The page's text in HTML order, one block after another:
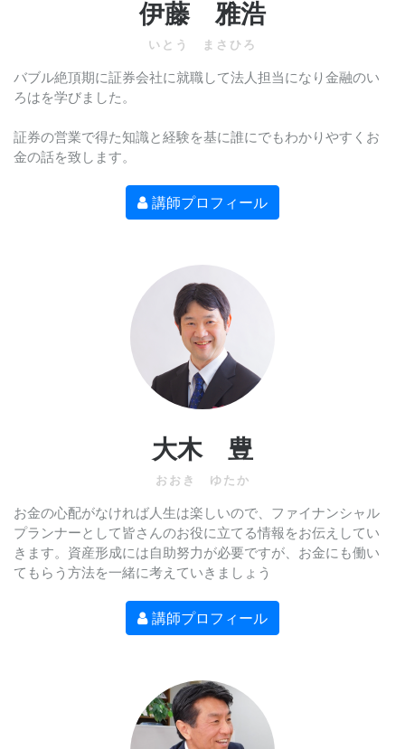
伊藤 雅浩
いとう まさひろ
バブル絶頂期に証券会社に就職して法人担当になり金融のい
ろはを学びました。
証券の営業で得た知識と経験を基に誰にでもわかりやすくお
金の話を致します。
講師プロフィール
大木 豊
おおき ゆたか
お金の心配がなければ人生は楽しいので、ファイナンシャル
プランナーとして皆さんのお役に立てる情報をお伝えしてい
きます。資産形成には自助努力が必要ですが、お金にも働い
てもらう方法を一緒に考えていきましょう
講師プロフィール